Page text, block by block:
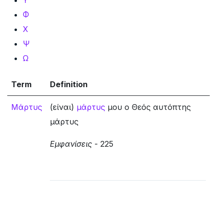
Φ
Χ
Ψ
Ω
Term Definition
Μάρτυς (είναι) μάρτυς μου ο Θεός αυτόπτης
μάρτυς
Εμφανίσεις - 225